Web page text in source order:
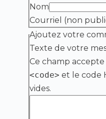
Nom
Courriel (non
Ajoutez votre
Texte de votre
Ce champ accepte
<code> et le code
vides.